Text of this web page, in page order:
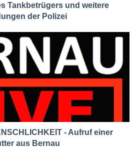
Tankbetrügers und weitere
der Polizei
- Aufruf einer
aus Bernau